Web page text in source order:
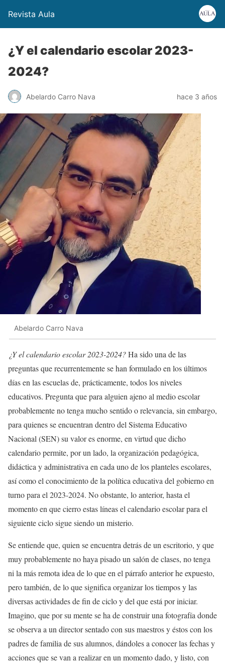
Revista Aula
¿Y el calendario escolar 2023-
2024?
Abelardo Carro Nava hace 3 años
Abelardo Carro Nava
¿Y el calendario escolar 2023-2024?Ha sido una de las
preguntas que recurrentemente se han formulado en los últimos
días en las escuelas de, prácticamente, todos los niveles
educativos. Pregunta que para alguien ajeno al medio escolar
probablemente no tenga mucho sentido o relevancia, sin embargo,
para quienes se encuentran dentro del Sistema Educativo
Nacional (SEN) su valor es enorme, en virtud que dicho
calendario permite, por un lado, la organización pedagógica,
didáctica y administrativa en cada uno de los planteles escolares,
así como el conocimiento de la política educativa del gobierno en
turno para el 2023-2024. No obstante, lo anterior, hasta el
momento en que cierro estas líneas el calendario escolar para el
siguiente ciclo sigue siendo un misterio.
Se entiende que, quien se encuentra detrás de un escritorio, y que
muy probablemente no haya pisado un salón de clases, no tenga
ni la más remota idea de lo que en el párrafo anterior he expuesto,
pero también, de lo que significa organizar los tiempos y las
diversas actividades de fin de ciclo y del que está por iniciar.
Imagino, que por su mente se ha de construir una fotografía donde
se observa a un director sentado con sus maestros y éstos con los
padres de familia de sus alumnos, dándoles a conocer las fechas y
acciones que se van a realizar en un momento dado, y listo, con